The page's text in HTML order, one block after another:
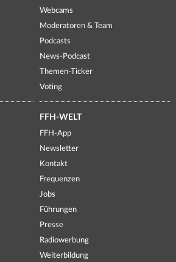
Webcams
Moderatoren & Team
Podcasts
News-Podcast
Themen-Ticker
Voting
FFH-WELT
FFH-App
Newsletter
Kontakt
Frequenzen
Jobs
Führungen
Presse
Radiowerbung
Weiterbildung